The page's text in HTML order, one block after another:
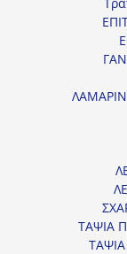
ΤΑΨΙΑ